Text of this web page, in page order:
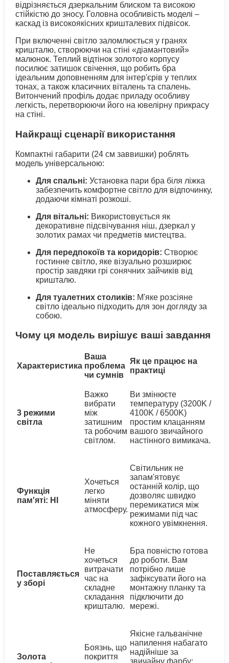
відрізняється дзеркальним блиском та високою
стійкістю до зносу. Головна особливість моделі –
каскад із високоякісних кришталевих підвісок.
При включенні світло заломлюється у гранях
кришталю, створюючи на стіні «діамантовий»
малюнок. Теплий відтінок золотого корпусу
посилює затишок свічення, що робить бра
ідеальним доповненням для інтер'єрів у теплих
тонах, а також класичних віталень та спалень.
Витончений профіль додає приладу особливу
легкість, перетворюючи його на ювелірну прикрасу
на стіні.
Найкращі сценарії використання
Компактні габарити (24 см заввишки) роблять
модель універсальною:
Для спальні: Установка пари бра біля ліжка
забезпечить комфортне світло для відпочинку,
додаючи кімнаті розкоші.
Для вітальні: Використовується як
декоративне підсвічування ніш, дзеркал у
золотих рамах чи предметів мистецтва.
Для передпокоїв та коридорів: Створює
гостинне світло, яке візуально розширює
простір завдяки грі сонячних зайчиків від
кришталю.
Для туалетних столиків: М'яке розсіяне
світло ідеально підходить для зон догляду за
собою.
Чому ця модель вирішує ваші завдання
Характеристика
Ваша
проблема
чи сумнів
Як це працює на
практиці
3 режими
світла
Важко
вибрати
між
затишним
та робочим
світлом.
Ви змінюєте
температуру (3200K /
4100K / 6500K)
простим клацанням
вашого звичайного
настінного вимикача.
Функція
пам'яті: НІ
Хочеться
легко
міняти
атмосферу.
Світильник не
запам'ятовує
останній колір, що
дозволяє швидко
перемикатися між
режимами під час
кожного увімкнення.
Поставляється
у зборі
Не
хочеться
витрачати
час на
складне
складання
кришталю.
Бра повністю готова
до роботи. Вам
потрібно лише
зафіксувати його на
монтажну планку та
підключити до
мережі.
Золота
Боязнь, що
покриття
Якісне гальванічне
напилення набагато
надійніше за
звичайну фарбу: